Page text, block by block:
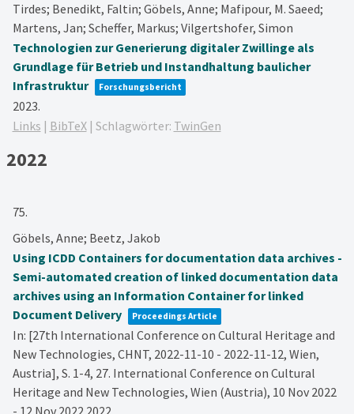
Tirdes; Benedikt, Faltin; Göbels, Anne; Mafipour, M. Saeed;
Martens, Jan; Scheffer, Markus; Vilgertshofer, Simon
Technologien zur Generierung digitaler Zwillinge als
Grundlage für Betrieb und Instandhaltung baulicher
Infrastruktur
Forschungsbericht
2023.
Links | BibTeX| Schlagwörter: TwinGen
2022
75.
Göbels, Anne; Beetz, Jakob
Using ICDD Containers for documentation data archives -
Semi-automated creation of linked documentation data
archives using an Information Container for linked
Document Delivery
Proceedings Article
In: [27th International Conference on Cultural Heritage and
New Technologies, CHNT, 2022-11-10 - 2022-11-12, Wien,
Austria], S. 1-4, 27. International Conference on Cultural
Heritage and New Technologies, Wien (Austria), 10 Nov 2022